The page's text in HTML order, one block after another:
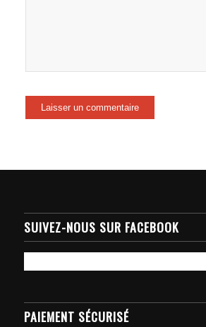
SUIVEZ-NOUS SUR FACEBOOK
PAIEMENT SÉCURISÉ